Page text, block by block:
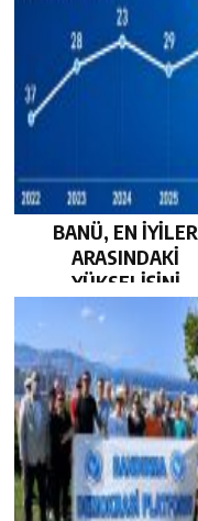
BANÜ, EN İYİLER
ARASINDAKİ
YÜKSELİŞİNİ
SÜRDÜRDÜ…